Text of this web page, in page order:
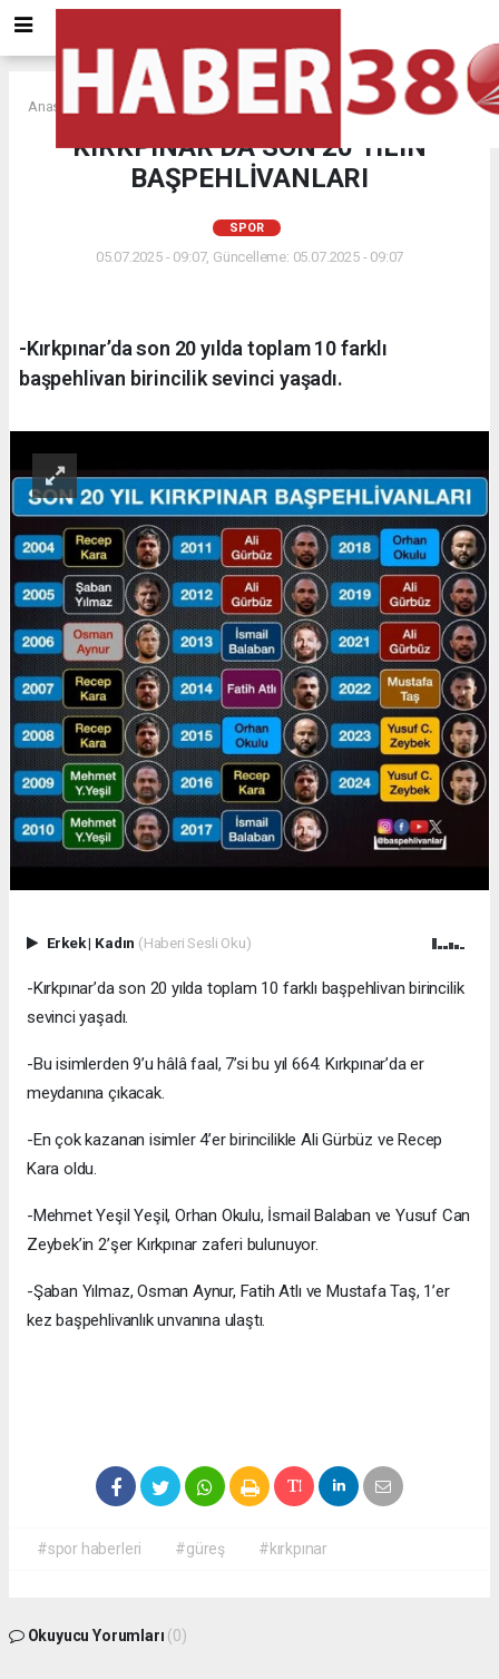
Anasayfa SPOR
KIRKPINAR’DA SON 20 YILIN
BAŞPEHLİVANLARI
SPOR
05.07.2025 - 09:07, Güncelleme: 05.07.2025 - 09:07
-Kırkpınar’da son 20 yılda toplam 10 farklı
başpehlivan birincilik sevinci yaşadı.
Erkek| Kadın (Haberi Sesli Oku)
-Kırkpınar’da son 20 yılda toplam 10 farklı başpehlivan birincilik
sevinci yaşadı.
-Bu isimlerden 9’u hâlâ faal, 7’si bu yıl 664. Kırkpınar’da er
meydanına çıkacak.
-En çok kazanan isimler 4’er birincilikle Ali Gürbüz ve Recep
Kara oldu.
-Mehmet Yeşil Yeşil, Orhan Okulu, İsmail Balaban ve Yusuf Can
Zeybek’in 2’şer Kırkpınar zaferi bulunuyor.
-Şaban Yılmaz, Osman Aynur, Fatih Atlı ve Mustafa Taş, 1’er
kez başpehlivanlık unvanına ulaştı.
#spor haberleri #güreş #kırkpınar
Okuyucu Yorumları (0)